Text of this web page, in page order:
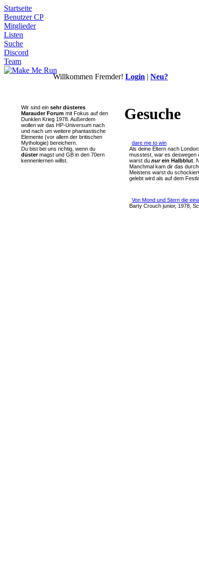
Startseite
Benutzer CP
Mitglieder
Listen
Suche
Discord
Team
Willkommen Fremder! Login | Neu?
Wir sind ein sehr düsteres
Marauder Forum mit Fokus auf den
Dunklen Krieg 1978. Außerdem
wollen wir das HP-Universum nach
und nach um weitere phantastische
Elemente (vor allem der britischen
Mythologie) bereichern.
Du bist bei uns richtig, wenn du
düstermagst und GB in den 70ern
kennenlernen willst.
Gesuche
dare me to win
Als deine Eltern nach
musstest, war es deswegen
warst du nurein Halbblut .
Manchmal kam dir das
Meistens warst du
gelebt wird als auf dem
Von Mond und Stern die
Barty Crouch junior, 1978,